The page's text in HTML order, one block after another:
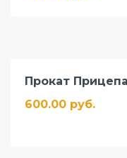
Прокат
600.00 руб.